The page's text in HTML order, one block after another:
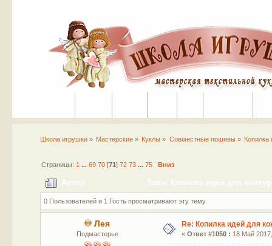
Школа игрушки» Мастерские » Куклы » Совместные пошивы»
Страницы: 1 ... 69 70[71 ] 72 73 ... 75 Вниз
Автор Тема: Копилка идей для
0 Пользователей и 1 Гость просматривают эту тему.
Лея
Подмастерье
Re: Копилка идей для
« Ответ #1050 : 18 Май